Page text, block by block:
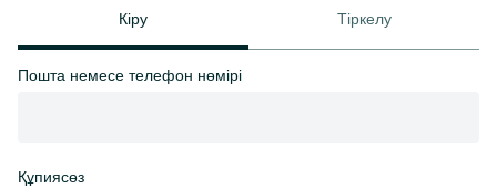
Кіру Тіркелу
Пошта немесе телефон нөмірі
Құпиясөз